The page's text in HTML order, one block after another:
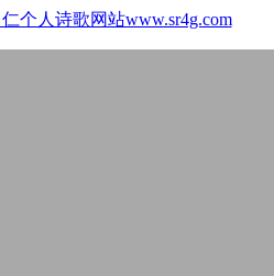
个人诗歌网站www.sr4g.com